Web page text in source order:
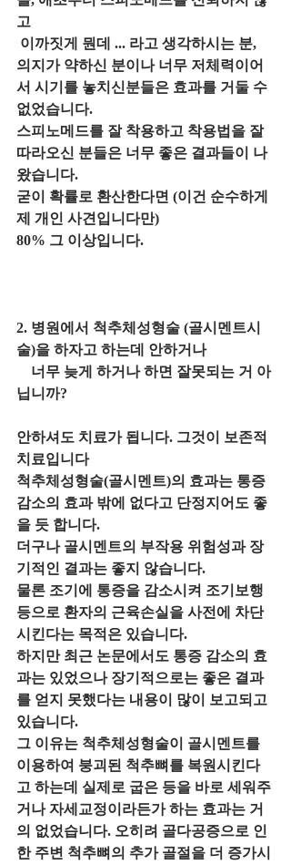
고
이까짓게 뭔데 ... 라고 생각하시는 분,
의지가 약하신 분이나 너무 저체력이어
서 시기를 놓치신분들은 효과를 거둘 수
없었습니다.
스피노메드를 잘 착용하고 착용법을 잘
따라오신 분들은 너무 좋은 결과들이 나
왔습니다.
굳이 확률로 환산한다면 (이건 순수하게
제 개인 사견입니다만)
80% 그 이상입니다.
2. 병원에서 척추체성형술 (골시멘트시
술)을 하자고 하는데 안하거나
너무 늦게 하거나 하면 잘못되는 거 아
닙니까?
안하셔도 치료가 됩니다. 그것이 보존적
치료입니다
척추체성형술(골시멘트)의 효과는 통증
감소의 효과 밖에 없다고 단정지어도 좋
을 듯 합니다.
더구나 골시멘트의 부작용 위험성과 장
기적인 결과는 좋지 않습니다.
물론 조기에 통증을 감소시켜 조기보행
등으로 환자의 근육손실을 사전에 차단
시킨다는 목적은 있습니다.
하지만 최근 논문에서도 통증 감소의 효
과는 있었으나 장기적으로는 좋은 결과
를 얻지 못했다는 내용이 많이 보고되고
있습니다.
그 이유는 척추체성형술이 골시멘트를
이용하여 붕괴된 척추뼈를 복원시킨다
고 하는데 실제로 굽은 등을 바로 세워주
거나 자세교정이라든가 하는 효과는 거
의 없었습니다. 오히려 골다공증으로 인
한 주변 척추뼈의 추가 골절을 더 증가시